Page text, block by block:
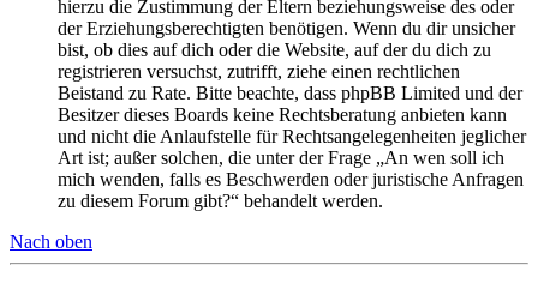
hierzu die Zustimmung der Eltern beziehungsweise des oder
der Erziehungsberechtigten benötigen. Wenn du dir unsicher
bist, ob dies auf dich oder die Website, auf der du dich zu
registrieren versuchst, zutrifft, ziehe einen rechtlichen
Beistand zu Rate. Bitte beachte, dass phpBB Limited und der
Besitzer dieses Boards keine Rechtsberatung anbieten kann
und nicht die Anlaufstelle für Rechtsangelegenheiten jeglicher
Art ist; außer solchen, die unter der Frage „An wen soll ich
mich wenden, falls es Beschwerden oder juristische Anfragen
zu diesem Forum gibt?“ behandelt werden.
Nach oben